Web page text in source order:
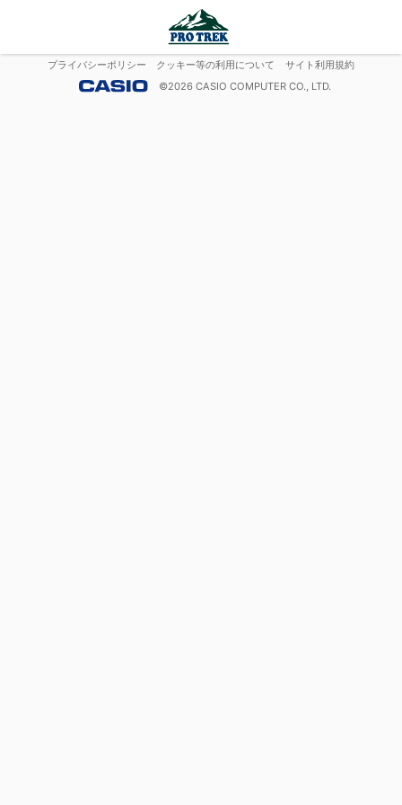
プライバシーポリシー クッキー等の利用について
サイト利用規約
©2026 CASIO COMPUTER CO., LTD.